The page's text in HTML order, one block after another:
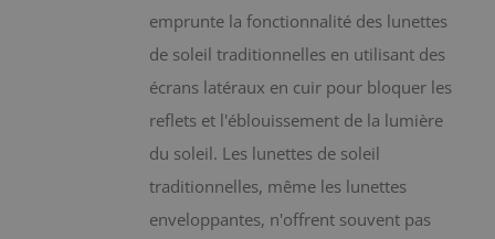
emprunte la fonctionnalité des lunettes
de soleil traditionnelles en utilisant des
écrans latéraux en cuir pour bloquer les
reflets et l'éblouissement de la lumière
du soleil. Les lunettes de soleil
traditionnelles, même les lunettes
enveloppantes, n'offrent souvent pas